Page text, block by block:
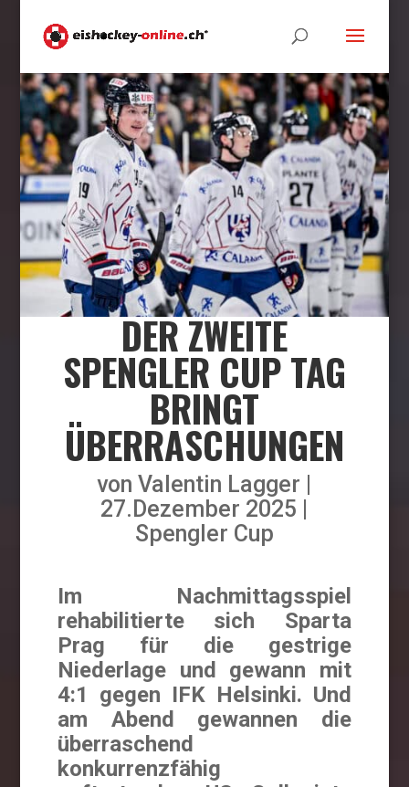
DER ZWEITE
SPENGLER CUP TAG
BRINGT
ÜBERRASCHUNGEN
vonValentin Lagger
27.Dezember 2025
Spengler Cup
Im Nachmittagsspiel
rehabilitierte sich Sparta
Prag für die gestrige
Niederlage und gewann mit
4:1 gegen IFK Helsinki. Und
am Abend gewannen die
überraschend
konkurrenzfähig